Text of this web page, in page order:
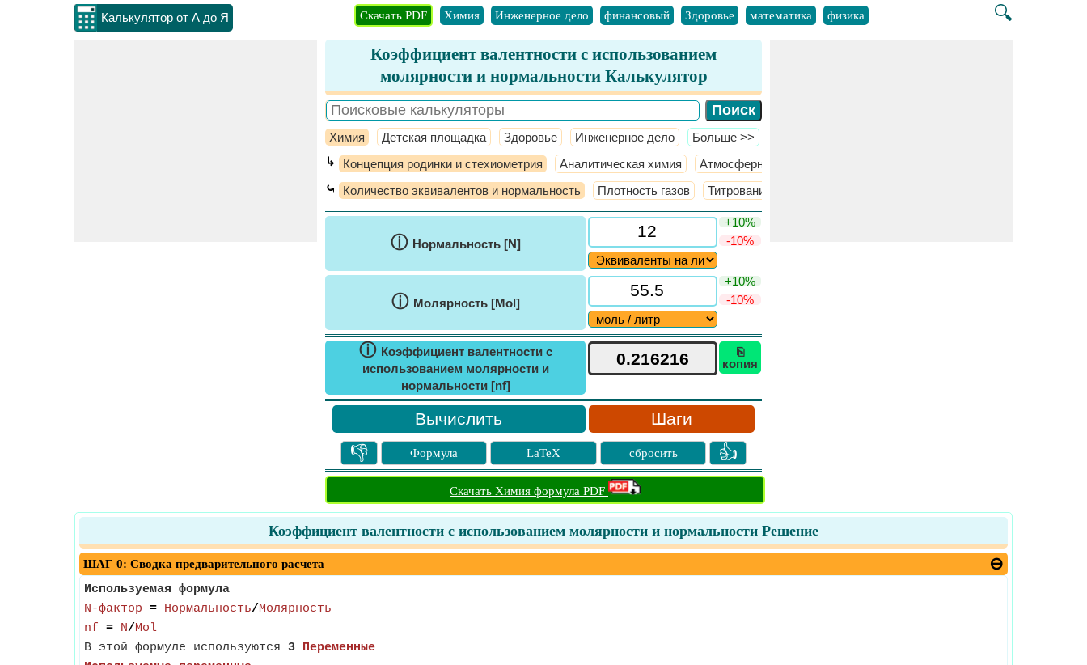
Калькулятор от А до Я 🔍
Скачать PDF Химия Инженерное дело финансовый Здоровье математика физика
Коэффициент валентности с использованием
молярности и нормальности Калькулятор
Химия Детская площадка Здоровье Инженерное дело ​Больше >>
↳ Концепция родинки и стехиометрия Аналитическая химия Атмосферная химия
⤿ Количество эквивалентов и нормальность Плотность газов Титрование
ⓘ Нормальность [N]
+10%
-10%
ⓘ Молярность [Mol]
+10%
-10%
ⓘ Коэффициент валентности с
использованием молярности и
нормальности [nf]
⎘
копия
Шаги
👎 Формула LaTeX сбросить 👍
Скачать Химия формула PDF
Коэффициент валентности с использованием молярности и нормальности Решение
ШАГ 0: Сводка предварительного расчета
Используемая формула
N-фактор = Нормальность/Молярность
nf = N/Mol
В этой формуле используются 3 Переменные